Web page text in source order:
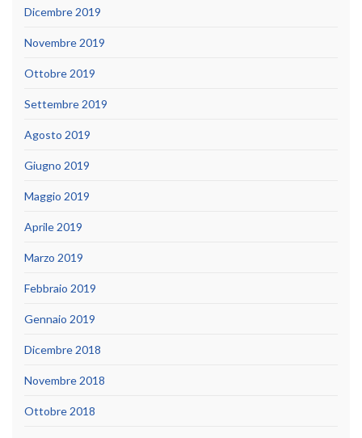
Dicembre 2019
Novembre 2019
Ottobre 2019
Settembre 2019
Agosto 2019
Giugno 2019
Maggio 2019
Aprile 2019
Marzo 2019
Febbraio 2019
Gennaio 2019
Dicembre 2018
Novembre 2018
Ottobre 2018